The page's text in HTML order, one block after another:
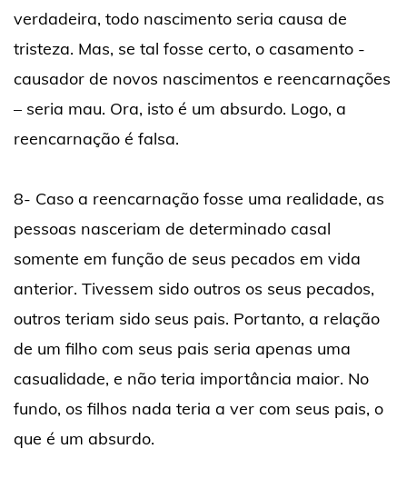
verdadeira, todo nascimento seria causa de
tristeza. Mas, se tal fosse certo, o casamento -
causador de novos nascimentos e reencarnações
– seria mau. Ora, isto é um absurdo. Logo, a
reencarnação é falsa.
8- Caso a reencarnação fosse uma realidade, as
pessoas nasceriam de determinado casal
somente em função de seus pecados em vida
anterior. Tivessem sido outros os seus pecados,
outros teriam sido seus pais. Portanto, a relação
de um filho com seus pais seria apenas uma
casualidade, e não teria importância maior. No
fundo, os filhos nada teria a ver com seus pais, o
que é um absurdo.